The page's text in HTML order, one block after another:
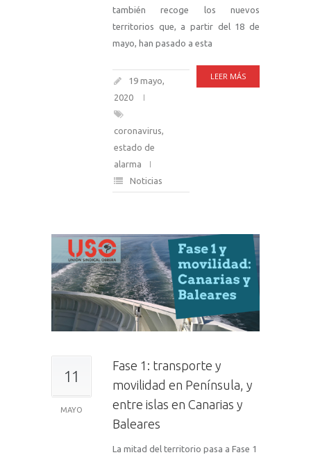
también recoge los nuevos
territorios que, a partir del 18 de
mayo, han pasado a esta
LEER MÁS
19 mayo,
2020
coronavirus
estado de
alarma
Noticias
11
MAYO
Fase 1: transporte y
movilidad en Península, y
entre islas en Canarias y
Baleares
La mitad del territorio pasa a Fase 1